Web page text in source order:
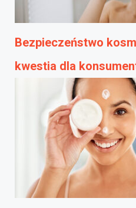
Bezpieczeństwo
kwestia dla